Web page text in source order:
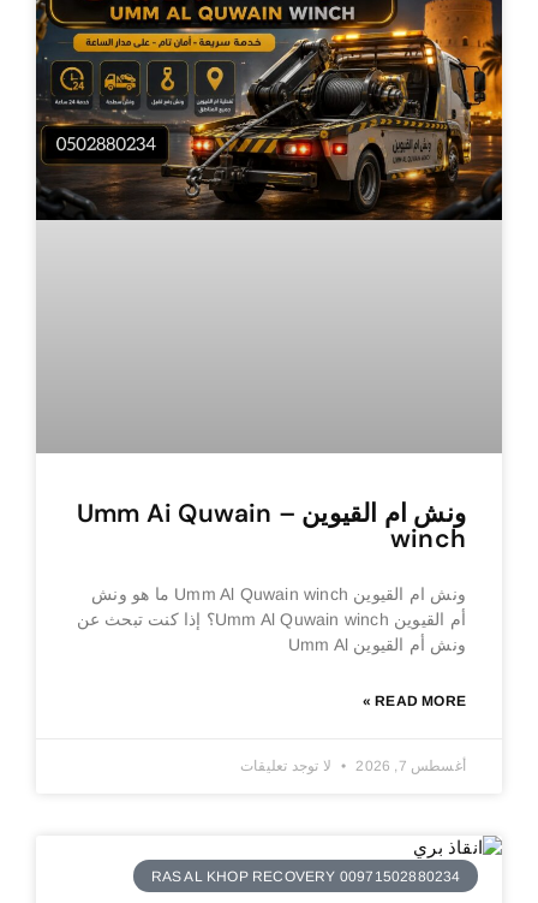
ونش ام القيوين – Umm Ai Quwain
winch
ونش ام القيوين Umm Al Quwain winch ما هو ونش
أم القيوين Umm Al Quwain winch؟ إذا كنت تبحث عن
ونش أم القيوين Umm Al
READ MORE »
أغسطس 7, 2026 لا توجد تعليقات
RAS AL KHOP RECOVERY 00971502880234